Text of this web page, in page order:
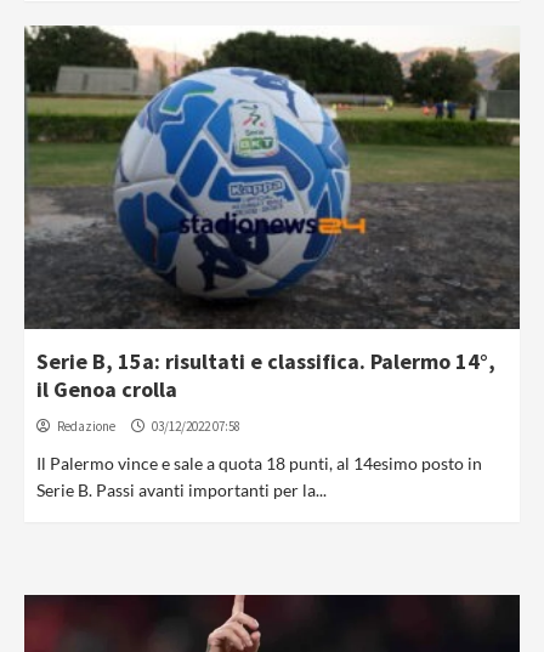
Serie B, 15a: risultati e classifica. Palermo 14°,
il Genoa crolla
Redazione 03/12/2022 07:58
Il Palermo vince e sale a quota 18 punti, al 14esimo posto in
Serie B. Passi avanti importanti per la...